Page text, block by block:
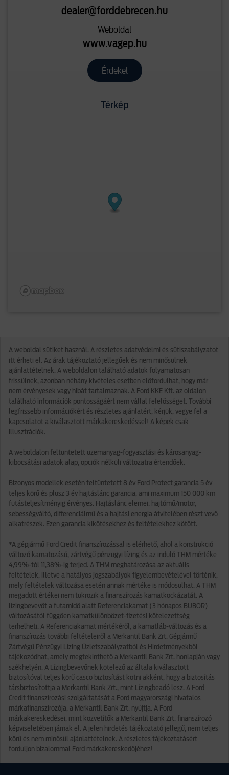
dealer@forddebrecen.hu
Weboldal
www.vagep.hu
Érdekel
Térkép
A weboldal sütiket használ. A részletes adatvédelmi és sütiszabályzatot
itt érheti el. Az árak tájékoztató jellegűek és nem minősülnek
ajánlattételnek. A weboldalon található adatok folyamatosan
frissülnek, azonban néhány kivételes esetben előfordulhat, hogy már
nem érvényesek vagy hibát tartalmaznak. A Ford KKE Kft. az oldalon
található információk pontosságáért nem vállal felelősséget. További
legfrissebb információkért és részletes ajánlatért, kérjük, vegye fel a
kapcsolatot a kiválasztott márkakereskedéssel! A képek csak
illusztrációk.
A weboldalon feltüntetett üzemanyag-fogyasztási és károsanyag-
kibocsátási adatok alap, opciók nélküli változatra értendőek.
Bizonyos modellek esetén feltűntetett 8 év Ford Protect garancia 5 év
teljes körű és plusz 3 év hajtáslánc garancia, ami maximum 150 000 km
futásteljesítményig érvényes. Hajtáslánc elemei: hajtómű/motor,
sebességváltó, differenciálmű és a hajtási energia átvitelében részt vevő
alkatrészek. Ezen garancia kikötésekhez és feltételekhez kötött.
*A gépjármű Ford Credit finanszírozással is elérhető, ahol a konstrukció
változó kamatozású, zártvégű pénzügyi lízing és az induló THM mértéke
4,99%-tól 11,38%-ig terjed. A THM meghatározása az aktuális
feltételek, illetve a hatályos jogszabályok figyelembevételével történik,
mely feltételek változása esetén annak mértéke is módosulhat. A THM
megadott értékei nem tükrözik a finanszírozás kamatkockázatát. A
lízingbevevőt a futamidő alatt Referenciakamat (3 hónapos BUBOR)
változásától függően kamatkülönbözet-fizetési kötelezettség
terhelheti. A Referenciakamat mértékéről, a kamatláb-változás és a
finanszírozás további feltételeiről a Merkantil Bank Zrt. Gépjármű
Zártvégű Pénzügyi Lízing Üzletszabályzatból és Hirdetményekből
tájékozódhat, amely megtekinthető a Merkantil Bank Zrt. honlapján vagy
székhelyén. A Lízingbevevőnek kötelező az általa kiválasztott
biztosítóval teljes körű casco biztosítást kötni akként, hogy a biztosítás
társbiztosítottja a Merkantil Bank Zrt., mint Lízingbeadó lesz. A Ford
Credit finanszírozási szolgáltatását a Ford magyarországi hivatalos
márkafinanszírozója, a Merkantil Bank Zrt. nyújtja. A Ford
márkakereskedései, mint közvetítők a Merkantil Bank Zrt. finanszírozó
képviseletében járnak el. A jelen hirdetés tájékoztató jellegű, nem teljes
körű és nem minősül ajánlattételnek. A részletes tájékoztatásért
forduljon bizalommal Ford márkakereskedőjéhez!